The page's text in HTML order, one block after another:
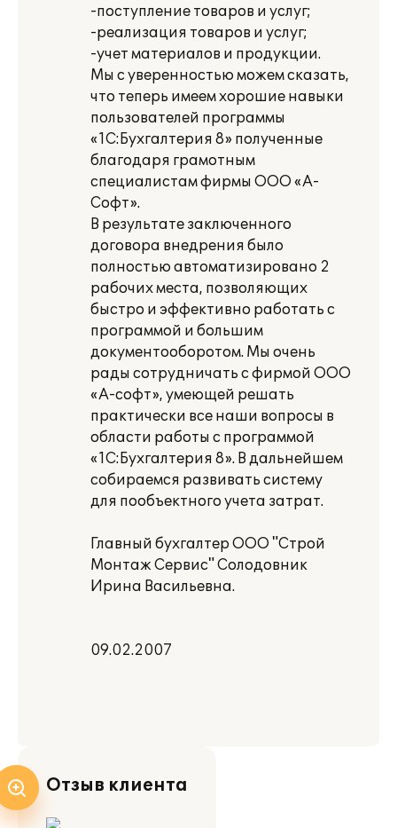
-поступление товаров и услуг;
-реализация товаров и услуг;
-учет материалов и продукции.
Мы с уверенностью можем сказать,
что теперь имеем хорошие навыки
пользователей программы
«1С:Бухгалтерия 8» полученные
благодаря грамотным
специалистам фирмы ООО «А-
Софт».
В результате заключенного
договора внедрения было
полностью автоматизировано 2
рабочих места, позволяющих
быстро и эффективно работать с
программой и большим
документооборотом. Мы очень
рады сотрудничать с фирмой ООО
«А-софт», умеющей решать
практически все наши вопросы в
области работы с программой
«1С:Бухгалтерия 8». В дальнейшем
собираемся развивать систему
для пообъектного учета затрат.
Главный бухгалтер ООО "Строй
Монтаж Сервис" Солодовник
Ирина Васильевна.
09.02.2007
Отзыв клиента